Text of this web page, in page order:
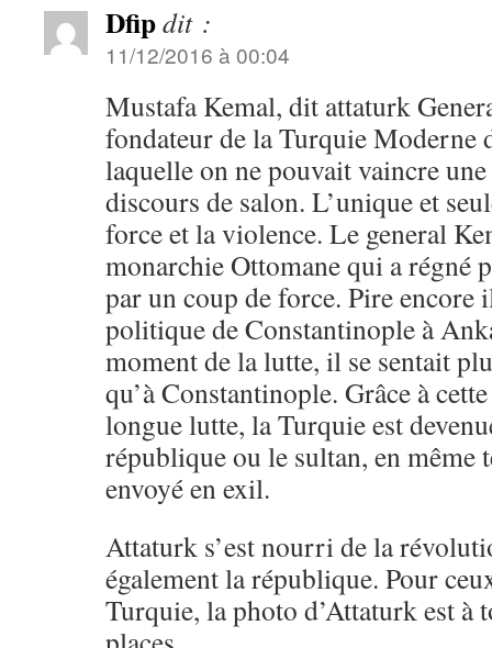
Dfipdit :
11/12/2016 à 00:04
Mustafa Kemal, dit attaturk
fondateur de la Turquie Moderne
laquelle on ne pouvait vaincre
discours de salon. L’unique et
force et la violence. Le general
monarchie Ottomane qui a régné
par un coup de force. Pire encore
politique de Constantinople à
moment de la lutte, il se sentait
qu’à Constantinople. Grâce à
longue lutte, la Turquie est
république ou le sultan, en même
envoyé en exil.
Attaturk s’est nourri de la
également la république. Pour
Turquie, la photo d’Attaturk est à